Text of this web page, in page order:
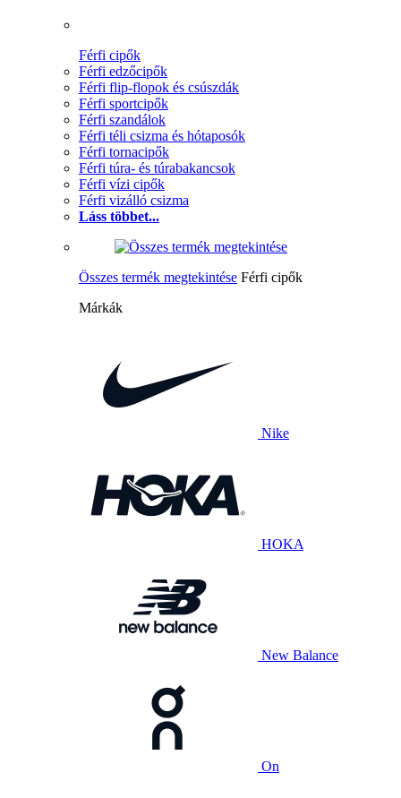
Férfi cipők
Férfi edzőcipők
Férfi flip-flopok és csúszdák
Férfi sportcipők
Férfi szandálok
Férfi téli csizma és hótaposók
Férfi tornacipők
Férfi túra- és túrabakancsok
Férfi vízi cipők
Férfi vizálló csizma
Láss többet...
Összes termék megtekintése Férfi cipők
Márkák
Nike
HOKA
New Balance
On